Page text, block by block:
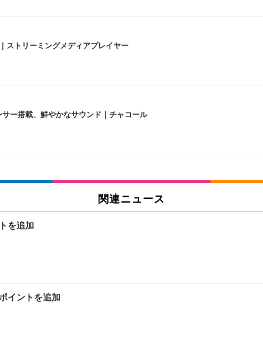
トリーミングメディアプレイヤー
ー搭載、鮮やかなサウンド｜チャコール
げ式アームレスト コンパクト 約105度ロッキング pc 事務椅子 360度回
WT | 31.5型4K UHD・USB Type-C・ホワイト
捨て 無香料 ホワイト 300枚関連ニュース
を追加
イントを追加